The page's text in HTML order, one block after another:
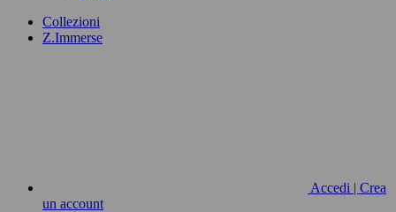
Collezioni
Z.Immerse
Accedi | Crea
un account